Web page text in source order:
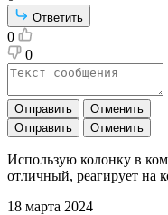
Ответить
0
0
Отправить
Отменить
Отправить
Отменить
Использую колонку в
отличный, реагирует на
18 марта 2024